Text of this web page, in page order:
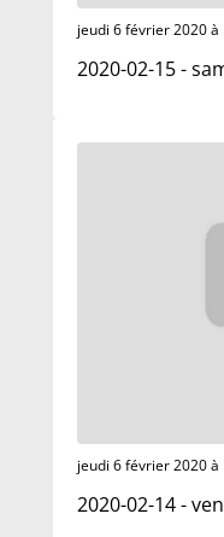
jeudi 6 février 2020 à
2020-02-15 -
jeudi 6 février 2020 à
2020-02-14 -